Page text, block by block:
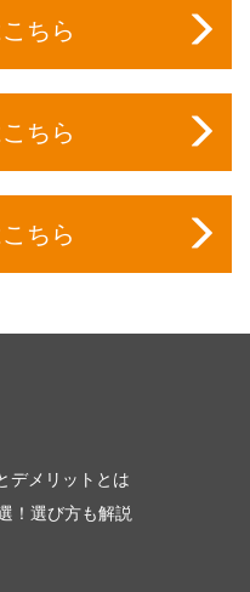
ちら
ちら
ちら
デメリットとは
！選び方も解説